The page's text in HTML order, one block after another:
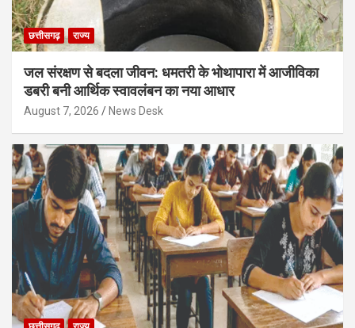
छत्तीसगढ़ राज्य
जल संरक्षण से बदला जीवन: धमतरी के भोथापारा में आजीविका
डबरी बनी आर्थिक स्वावलंबन का नया आधार
August 7, 2026 News Desk